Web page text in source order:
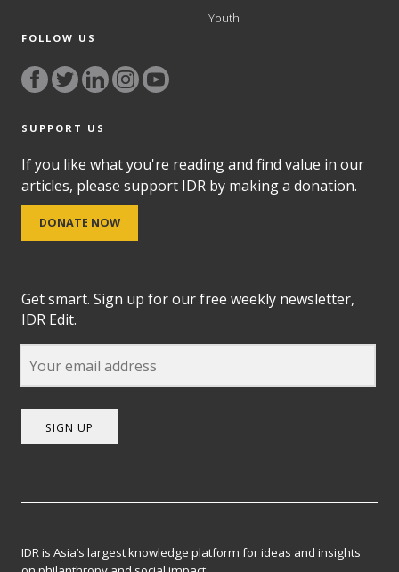
Youth
FOLLOW US
SUPPORT US
If you like what you're reading and find value in our
articles, please support IDR by making a donation.
DONATE NOW
Get smart. Sign up for our free weekly newsletter,
IDR Edit.
SIGN UP
IDR is Asia’s largest knowledge platform for ideas and insights